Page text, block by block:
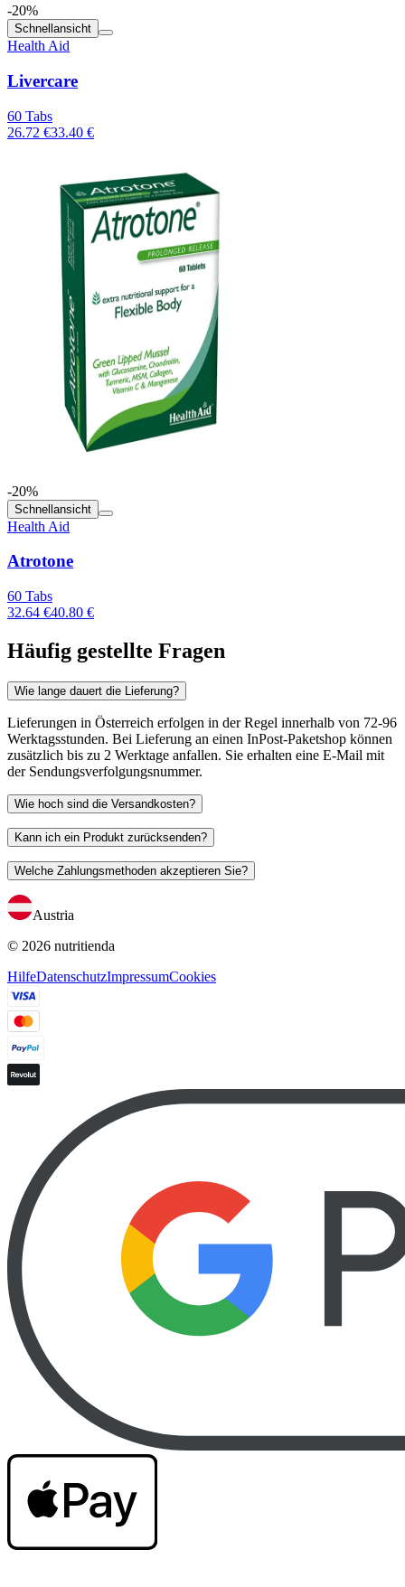
-20%
Schnellansicht
Health Aid
Livercare
60 Tabs
26.72 €33.40 €
-20%
Schnellansicht
Health Aid
Atrotone
60 Tabs
32.64 €40.80 €
Häufig gestellte Fragen
Wie lange dauert die Lieferung?
Lieferungen in Österreich erfolgen in der Regel innerhalb von 72-96
Werktagsstunden. Bei Lieferung an einen InPost-Paketshop können
zusätzlich bis zu 2 Werktage anfallen. Sie erhalten eine E-Mail mit
der Sendungsverfolgungsnummer.
Wie hoch sind die Versandkosten?
Kann ich ein Produkt zurücksenden?
Welche Zahlungsmethoden akzeptieren Sie?
Austria
© 2026 nutritienda
HilfeDatenschutzImpressumCookies